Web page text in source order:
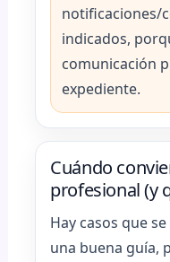
notificaciones/
indicados,
comunicación
expediente.
Cuándo
profesional (y
Hay casos que
una buena guía,